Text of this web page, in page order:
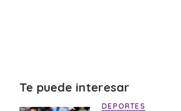
Te puede interesar
DEPORTES